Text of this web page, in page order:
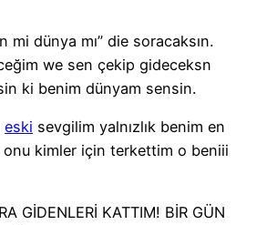
mi dünya mı” die soracaksın.
we sen çekip gideceksn
ki benim dünyam sensin.
eski sevgilim yalnızlık benim en
onu kimler için terkettim o beniii
GİDENLERİ KATTIM! BİR GÜN